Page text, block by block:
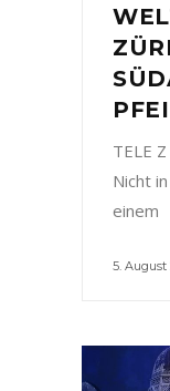
TELE
Nicht
einem
5. August